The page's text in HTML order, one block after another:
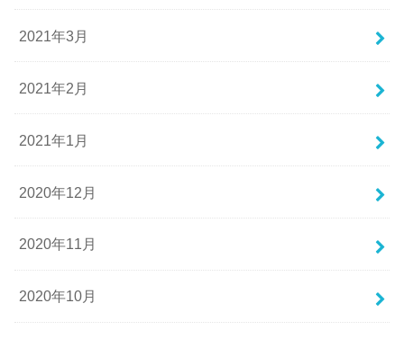
2021年3月
2021年2月
2021年1月
2020年12月
2020年11月
2020年10月